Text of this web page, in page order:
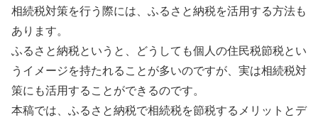
相続税対策を行う際には、ふるさと納税を活用する方法も
あります。
ふるさと納税というと、どうしても個人の住民税節税とい
うイメージを持たれることが多いのですが、実は相続税対
策にも活用することができるのです。
本稿では、ふるさと納税で相続税を節税するメリットとデ